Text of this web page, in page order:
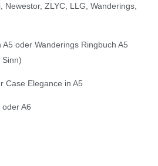
Newestor, ZLYC, LLG, Wanderings,
oder Wanderings Ringbuch A5
Sinn)
Case Elegance in A5
A6